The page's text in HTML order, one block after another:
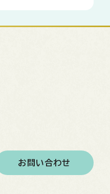
お問い合わせ